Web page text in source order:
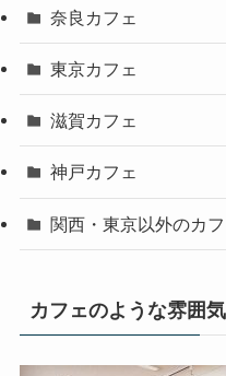
奈良カフェ
東京カフェ
滋賀カフェ
神戸カフェ
関西・東京以外のカフ
カフェのような雰囲